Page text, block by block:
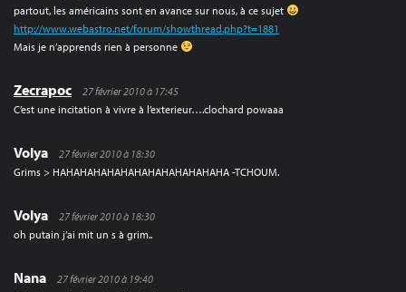
partout, les américains sont en avance sur nous, à ce sujet
http://www.webastro.net/forum/showthread.php?t=1881
Mais je n’apprends rien à personne
Zecrapoc
27 février 2010 à 17:45
C’est une incitation à vivre à l’exterieur….clochard powaaa
Volya
27 février 2010 à 18:30
Grims > HAHAHAHAHAHAHAHAHAHAHAHAHA -TCHOUM.
Volya
27 février 2010 à 18:30
oh putain j’ai mit un s à grim..
Nana
27 février 2010 à 19:40